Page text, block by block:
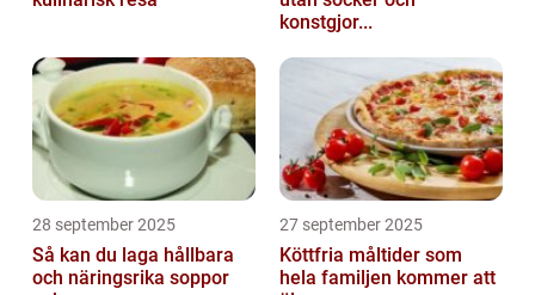
konstgjor...
28 september 2025
Så kan du laga hållbara
och näringsrika soppor
27 september 2025
Köttfria måltider som
hela familjen kommer att